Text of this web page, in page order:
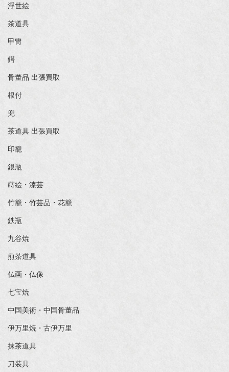
浮世絵
茶道具
甲冑
鍔
骨董品 出張買取
根付
兜
茶道具 出張買取
印籠
銀瓶
蒔絵・漆芸
竹籠・竹芸品・花籠
鉄瓶
九谷焼
煎茶道具
仏画・仏像
七宝焼
中国美術・中国骨董品
伊万里焼・古伊万里
抹茶道具
刀装具